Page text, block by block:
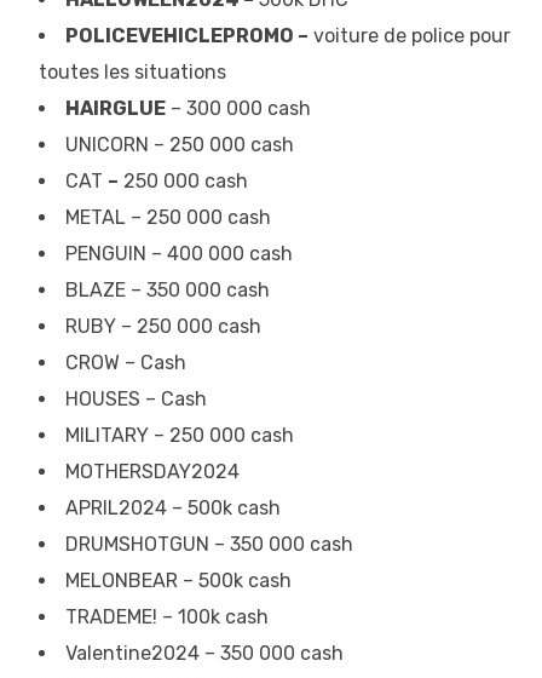
POLICEVEHICLEPROMO – voiture de police pour
toutes les situations
HAIRGLUE – 300 000 cash
UNICORN – 250 000 cash
CAT – 250 000 cash
METAL – 250 000 cash
PENGUIN – 400 000 cash
BLAZE – 350 000 cash
RUBY – 250 000 cash
CROW – Cash
HOUSES – Cash
MILITARY – 250 000 cash
MOTHERSDAY2024
APRIL2024 – 500k cash
DRUMSHOTGUN – 350 000 cash
MELONBEAR – 500k cash
TRADEME! – 100k cash
Valentine2024 – 350 000 cash